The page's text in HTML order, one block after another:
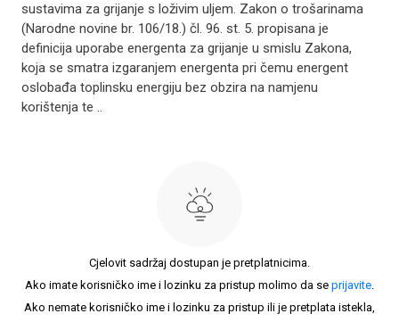
sustavima za grijanje s loživim uljem. Zakon o trošarinama
(Narodne novine br. 106/18.) čl. 96. st. 5. propisana je
definicija uporabe energenta za grijanje u smislu Zakona,
koja se smatra izgaranjem energenta pri čemu energent
oslobađa toplinsku energiju bez obzira na namjenu
korištenja te ..
Cjelovit sadržaj dostupan je pretplatnicima.
Ako imate korisničko ime i lozinku za pristup molimo da se prijavite.
Ako nemate korisničko ime i lozinku za pristup ili je pretplata istekla,